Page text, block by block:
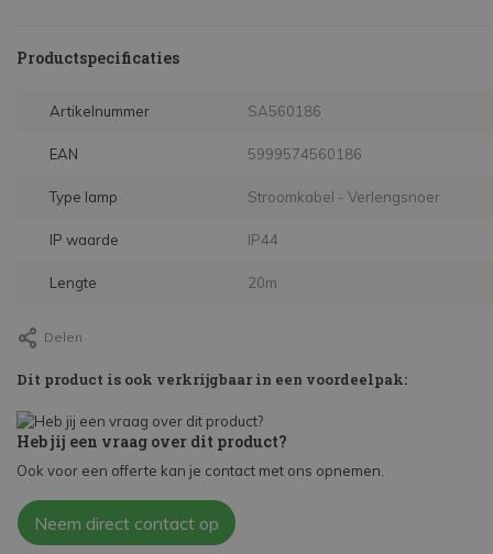
Productspecificaties
Artikelnummer SA560186
EAN 5999574560186
Type lamp Stroomkabel - Verlengsnoer
IP waarde IP44
Lengte 20m
Delen
Dit product is ook verkrijgbaar in een voordeelpak:
Heb jij een vraag over dit product?
Ook voor een offerte kan je contact met ons opnemen.
Neem direct contact op